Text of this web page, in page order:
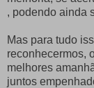
, podendo ainda
Mas para tudo
reconhecermos,
melhores
juntos